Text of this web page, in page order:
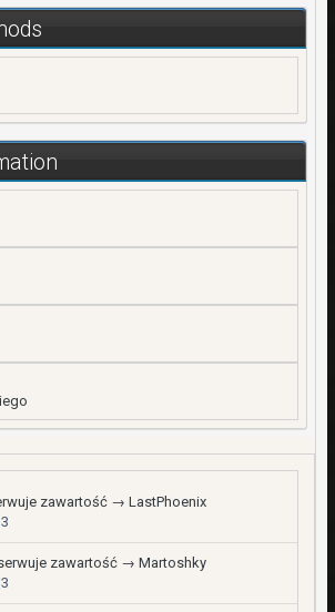
zawartość → LastPhoenix
zawartość → Martoshky